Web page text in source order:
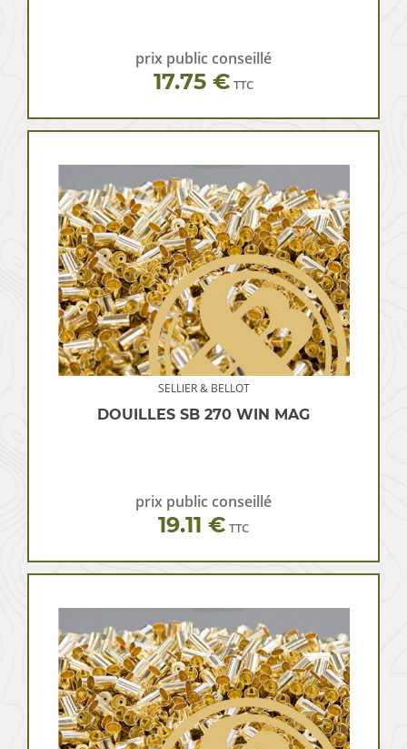
prix public conseillé
17.75 € TTC
SELLIER & BELLOT
DOUILLES SB 270 WIN MAG
prix public conseillé
19.11 € TTC